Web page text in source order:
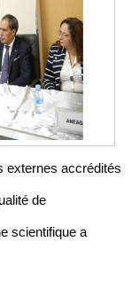
externes accrédités
de
scientifique a